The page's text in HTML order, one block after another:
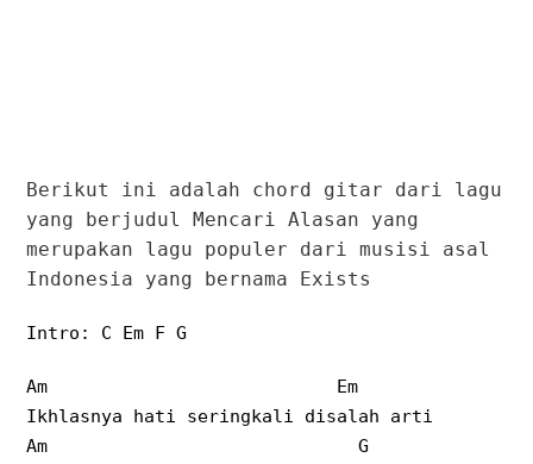
Berikut ini adalah chord gitar dari lagu
yang berjudul Mencari Alasan yang
merupakan lagu populer dari musisi asal
Indonesia yang bernama Exists
Intro: C Em F G
Am Em
Ikhlasnya hati seringkali disalah arti
Am G